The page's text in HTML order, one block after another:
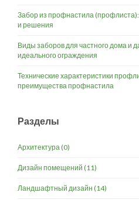
Забор из профнастила
и решения
Виды заборов для частного дома и
идеального ограждения
Технические характеристики
преимущества профнастила
Разделы
Архитектура(0)
Дизайн помещений (11)
Ландшафтный дизайн (14)